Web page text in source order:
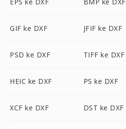
GIF ke DXF JFIF ke DXF
PSD ke DXF TIFF ke DXF
HEIC ke DXF PS ke DXF
XCF ke DXF DST ke DXF